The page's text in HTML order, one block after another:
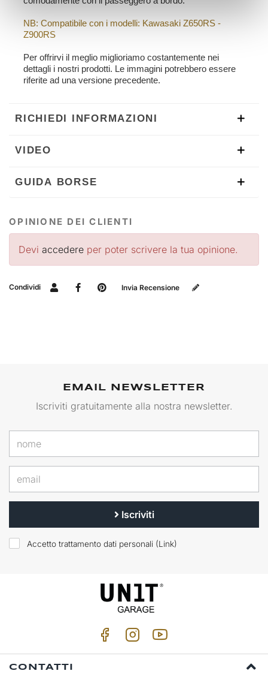
NB: Compatibile con i modelli: Kawasaki Z650RS -
Z900RS
Per offrirvi il meglio miglioriamo costantemente nei
dettagli i nostri prodotti. Le immagini potrebbero essere
riferite ad una versione precedente.
RICHIEDI INFORMAZIONI
VIDEO
GUIDA BORSE
OPINIONE DEI CLIENTI
Devi accedere per poter scrivere la tua opinione.
Condividi Invia Recensione
EMAIL NEWSLETTER
Iscriviti gratuitamente alla nostra newsletter.
Iscriviti
Accetto trattamento dati personali (Link)
CONTATTI